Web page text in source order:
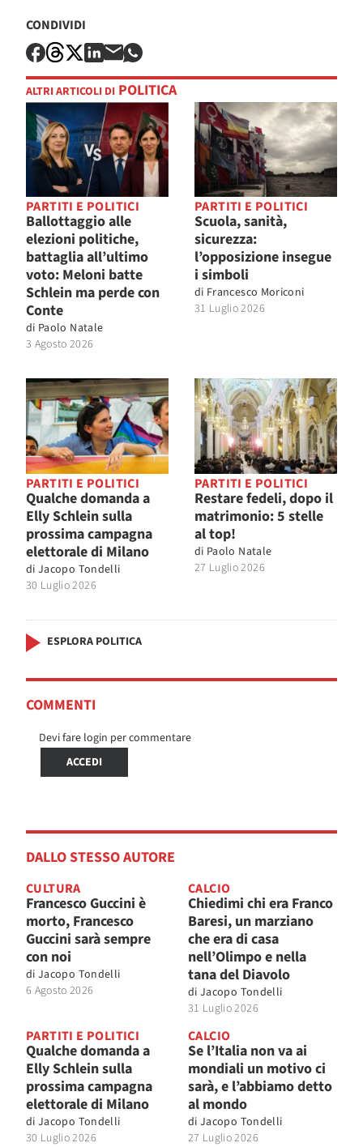
CONDIVIDI
ALTRI ARTICOLI DI POLITICA
PARTITI E POLITICI
Ballottaggio alle
elezioni politiche,
battaglia all’ultimo
voto: Meloni batte
Schlein ma perde con
Conte
di Paolo Natale
3 Agosto 2026
PARTITI E POLITICI
Scuola, sanità,
sicurezza:
l’opposizione insegue
i simboli
di Francesco Moriconi
31 Luglio 2026
PARTITI E POLITICI
Qualche domanda a
Elly Schlein sulla
prossima campagna
elettorale di Milano
di Jacopo Tondelli
30 Luglio 2026
PARTITI E POLITICI
Restare fedeli, dopo il
matrimonio: 5 stelle
al top!
di Paolo Natale
27 Luglio 2026
ESPLORA POLITICA
COMMENTI
Devi fare login per commentare
ACCEDI
DALLO STESSO AUTORE
CULTURA
Francesco Guccini è
morto, Francesco
Guccini sarà sempre
con noi
di Jacopo Tondelli
6 Agosto 2026
CALCIO
Chiedimi chi era Franco
Baresi, un marziano
che era di casa
nell’Olimpo e nella
tana del Diavolo
di Jacopo Tondelli
31 Luglio 2026
PARTITI E POLITICI
Qualche domanda a
Elly Schlein sulla
prossima campagna
elettorale di Milano
di Jacopo Tondelli
30 Luglio 2026
CALCIO
Se l’Italia non va ai
mondiali un motivo ci
sarà, e l’abbiamo detto
al mondo
di Jacopo Tondelli
27 Luglio 2026